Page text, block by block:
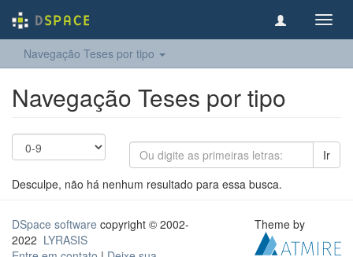
Navegação Teses por tipo
Navegação Teses por tipo
Ir
Desculpe, não há nenhum resultado para essa busca.
DSpace software copyright © 2002-
2022 LYRASIS
Theme by